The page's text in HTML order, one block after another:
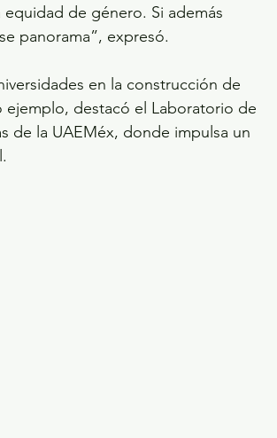
equidad de género. Si además
panorama”, expresó.
en la construcción de
ejemplo, destacó el Laboratorio de
de la UAEMéx, donde impulsa un